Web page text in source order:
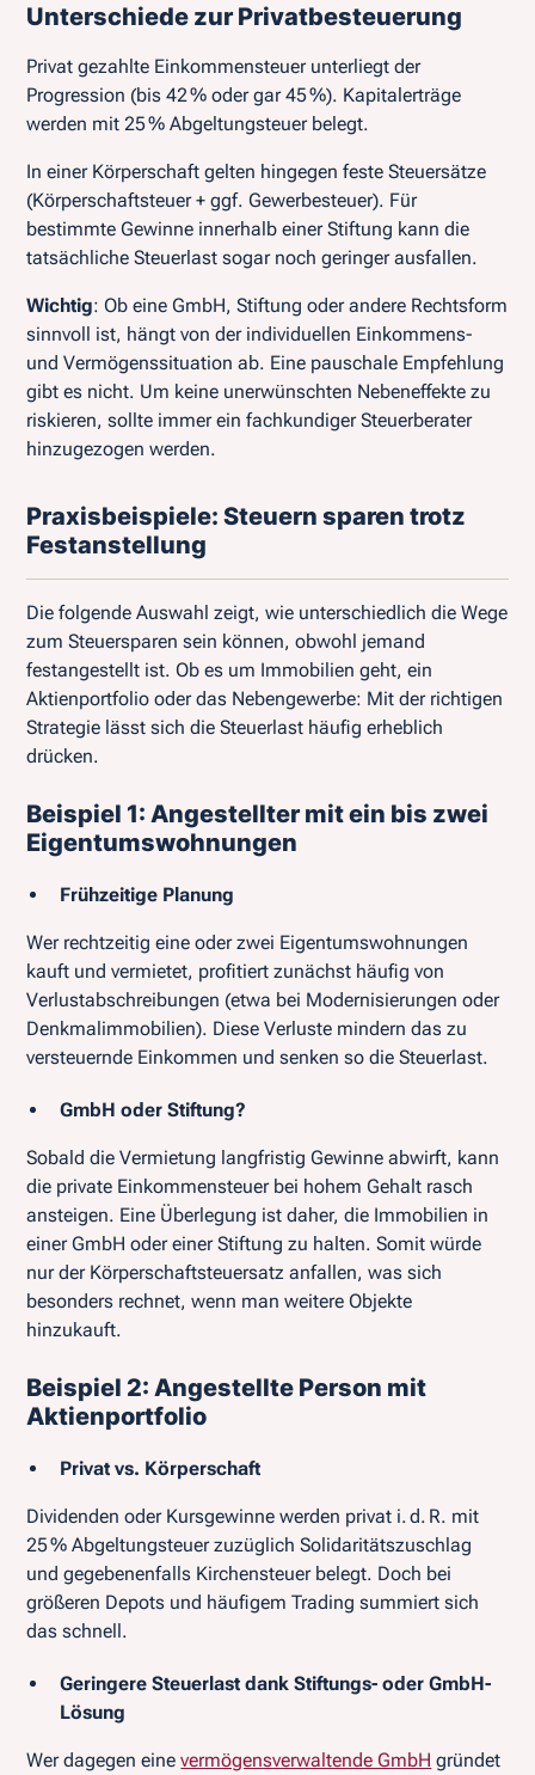
Unterschiede zur Privatbesteuerung
Privat gezahlte Einkommensteuer unterliegt der
Progression (bis 42 % oder gar 45 %). Kapitalerträge
werden mit 25 % Abgeltungsteuer belegt.
In einer Körperschaft gelten hingegen feste Steuersätze
(Körperschaftsteuer + ggf. Gewerbesteuer). Für
bestimmte Gewinne innerhalb einer Stiftung kann die
tatsächliche Steuerlast sogar noch geringer ausfallen.
Wichtig: Ob eine GmbH, Stiftung oder andere Rechtsform
sinnvoll ist, hängt von der individuellen Einkommens-
und Vermögenssituation ab. Eine pauschale Empfehlung
gibt es nicht. Um keine unerwünschten Nebeneffekte zu
riskieren, sollte immer ein fachkundiger Steuerberater
hinzugezogen werden.
Praxisbeispiele: Steuern sparen trotz
Festanstellung
Die folgende Auswahl zeigt, wie unterschiedlich die Wege
zum Steuersparen sein können, obwohl jemand
festangestellt ist. Ob es um Immobilien geht, ein
Aktienportfolio oder das Nebengewerbe: Mit der richtigen
Strategie lässt sich die Steuerlast häufig erheblich
drücken.
Beispiel 1: Angestellter mit ein bis zwei
Eigentumswohnungen
Frühzeitige Planung
Wer rechtzeitig eine oder zwei Eigentumswohnungen
kauft und vermietet, profitiert zunächst häufig von
Verlustabschreibungen (etwa bei Modernisierungen oder
Denkmalimmobilien). Diese Verluste mindern das zu
versteuernde Einkommen und senken so die Steuerlast.
GmbH oder Stiftung?
Sobald die Vermietung langfristig Gewinne abwirft, kann
die private Einkommensteuer bei hohem Gehalt rasch
ansteigen. Eine Überlegung ist daher, die Immobilien in
einer GmbH oder einer Stiftung zu halten. Somit würde
nur der Körperschaftsteuersatz anfallen, was sich
besonders rechnet, wenn man weitere Objekte
hinzukauft.
Beispiel 2: Angestellte Person mit
Aktienportfolio
Privat vs. Körperschaft
Dividenden oder Kursgewinne werden privat i. d. R. mit
25 % Abgeltungsteuer zuzüglich Solidaritätszuschlag
und gegebenenfalls Kirchensteuer belegt. Doch bei
größeren Depots und häufigem Trading summiert sich
das schnell.
Geringere Steuerlast dank Stiftungs- oder GmbH-
Lösung
Wer dagegen einevermögensverwaltende GmbH gründet